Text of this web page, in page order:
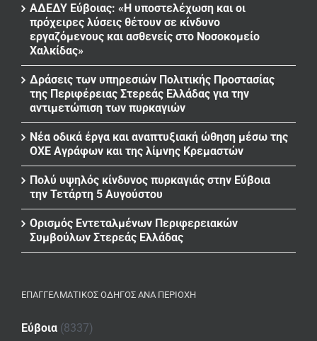
ΑΔΕΔΥ Εύβοιας: «Η υποστελέχωση και οι
πρόχειρες λύσεις θέτουν σε κίνδυνο
εργαζόμενους και ασθενείς στο Νοσοκομείο
Χαλκίδας»
Δράσεις των υπηρεσιών Πολιτικής Προστασίας
της Περιφέρειας Στερεάς Ελλάδας για την
αντιμετώπιση των πυρκαγιών
Νέα οδικά έργα και αναπτυξιακή ώθηση μέσω της
ΟΧΕ Αγράφων και της λίμνης Κρεμαστών
Πολύ υψηλός κίνδυνος πυρκαγιάς στην Εύβοια
την Τετάρτη 5 Αυγούστου
Ορισμός Εντεταλμένων Περιφερειακών
Συμβούλων Στερεάς Ελλάδας
ΕΠΑΓΓΕΛΜΑΤΙΚΌΣ ΟΔΗΓΌΣ ΑΝΆ ΠΕΡΙΟΧΉ
Εύβοια (8337)